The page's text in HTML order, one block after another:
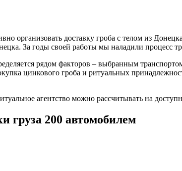
организовать доставку гроба с телом из
За годы своей работы мы наладили процесс
рядом факторов – выбранным
цинкового гроба и ритуальных
агентство можно рассчитывать на
груза 200 автомобилем